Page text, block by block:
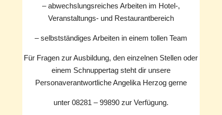
– abwechslungsreiches Arbeiten im Hotel-,
Veranstaltungs- und Restaurantbereich
– selbstständiges Arbeiten in einem tollen Team
Für Fragen zur Ausbildung, den einzelnen Stellen oder
einem Schnuppertag steht dir unsere
Personaverantwortliche Angelika Herzog gerne
unter 08281 – 99890 zur Verfügung.